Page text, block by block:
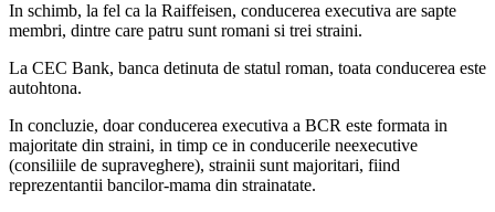
In schimb, la fel ca la Raiffeisen, conducerea executiva are sapte
membri, dintre care patru sunt romani si trei straini.
La CEC Bank, banca detinuta de statul roman, toata conducerea este
autohtona.
In concluzie, doar conducerea executiva a BCR este formata in
majoritate din straini, in timp ce in conducerile neexecutive
(consiliile de supraveghere), strainii sunt majoritari, fiind
reprezentantii bancilor-mama din strainatate.